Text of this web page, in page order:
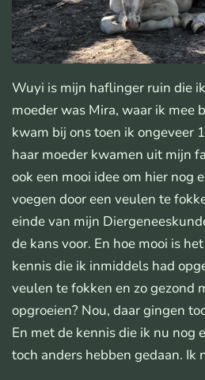
Wuyi is mijn haflinger ruin die
moeder was Mira, waar ik mee
kwam bij ons toen ik ongeveer
haar moeder kwamen uit mijn
ook een mooi idee om hier nog
voegen door een veulen te
einde van mijn
de kans voor. En hoe mooi is
kennis die ik inmiddels had
veulen te fokken en zo gezond
opgroeien? Nou, daar gingen
En met de kennis die ik nu nog
toch anders hebben gedaan. Ik